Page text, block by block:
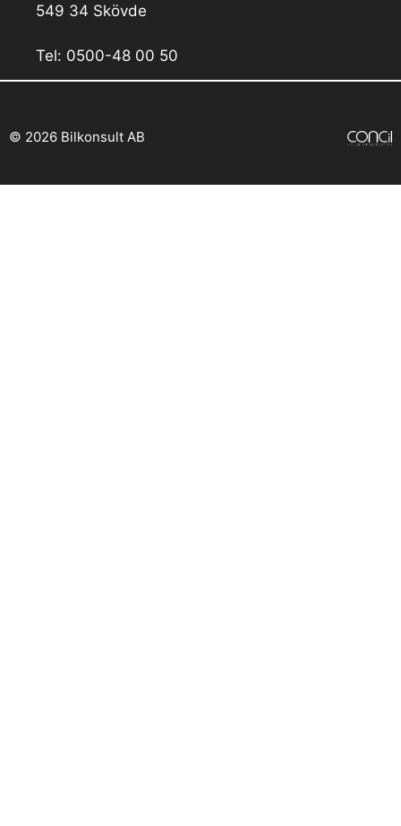
549 34 Skövde
Tel: 0500-48 00 50
© 2026 Bilkonsult AB